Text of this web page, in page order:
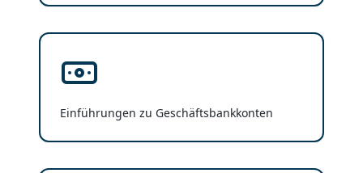
Einführungen zu Geschäftsbankkonten